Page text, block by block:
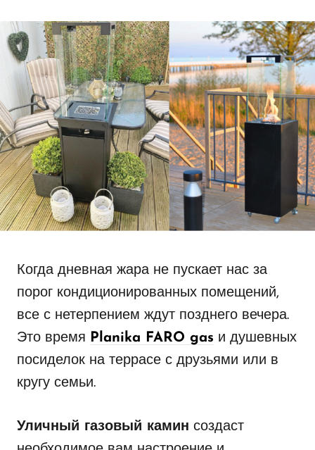
Когда дневная жара не пускает нас за
порог кондиционированных помещений,
все с нетерпением ждут позднего вечера.
Это время Planika FARO gas и душевных
посиделок на террасе с друзьями или в
кругу семьи.
Уличный газовый камин создаст